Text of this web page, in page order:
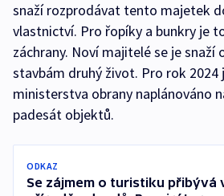
snaží rozprodávat tento majetek
vlastnictví. Pro řopíky a bunkry je
záchrany. Noví majitelé se je snaží
stavbám druhý život. Pro rok 2024
ministerstva obrany naplánováno
padesát objektů.
ODKAZ
Se zájmem o turistiku přibývá